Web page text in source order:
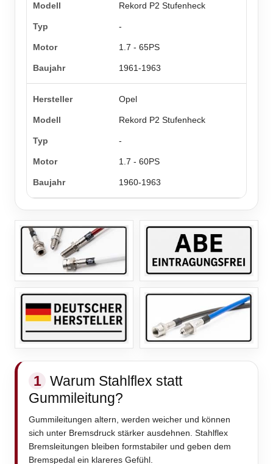
Rekord P2 Stufenheck
-
1.7 - 65PS
1961-1963
Opel
Rekord P2 Stufenheck
-
1.7 - 60PS
1960-1963
1 Warum Stahlflex statt
Gummileitung?
Gummileitungen altern, werden weicher und können
sich unter Bremsdruck stärker ausdehnen. Stahlflex
Bremsleitungen bleiben formstabiler und geben dem
Bremspedal ein klareres Gefühl.